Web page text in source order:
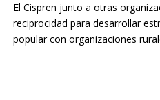
El Cispren junto a otras
reciprocidad para desarrollar
popular con organizaciones